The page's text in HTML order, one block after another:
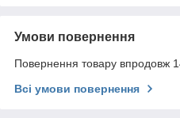
Умови повернення
Повернення товару впродовж
Всі умови повернення